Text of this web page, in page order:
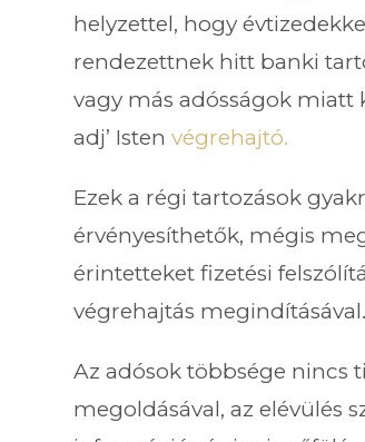
helyzettel, hogy
rendezettnek hitt banki
vagy más adósságok miatt
adj’ Isten végrehajtó.
Ezek a régi tartozások
érvényesíthetők, mégis
érintetteket fizetési
végrehajtás megindításával.
Az adósok többsége nincs
megoldásával, az elévülés